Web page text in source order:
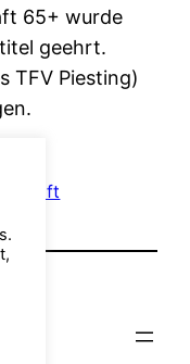
65+ wurde
geehrt.
TFV Piesting)